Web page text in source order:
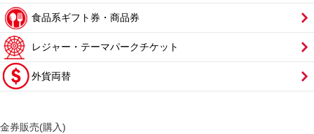
食品系ギフト券・商品券
レジャー・テーマパークチケット
外貨両替
金券販売(購入)